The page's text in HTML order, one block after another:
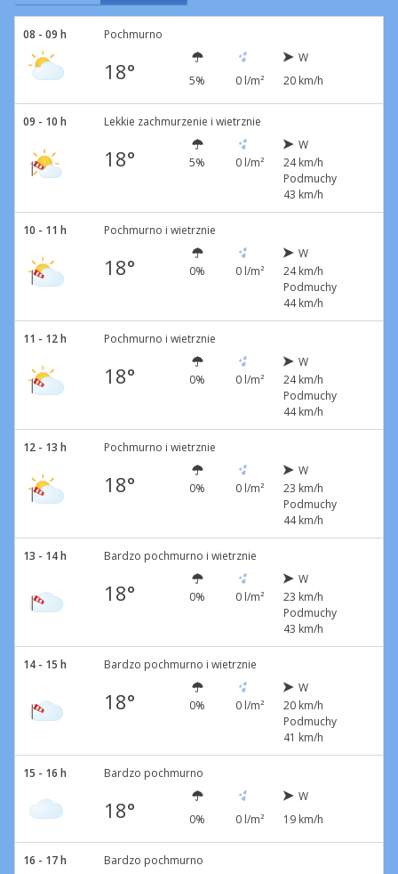
08 - 09 h Pochmurno
18° 5% 0 l/m²
W
20 km/h
09 - 10 h Lekkie zachmurzenie i wietrznie
18° 5% 0 l/m²
W
24 km/h
Podmuchy
43 km/h
10 - 11 h Pochmurno i wietrznie
18° 0% 0 l/m²
W
24 km/h
Podmuchy
44 km/h
11 - 12 h Pochmurno i wietrznie
18° 0% 0 l/m²
W
24 km/h
Podmuchy
44 km/h
12 - 13 h Pochmurno i wietrznie
18° 0% 0 l/m²
W
23 km/h
Podmuchy
44 km/h
13 - 14 h Bardzo pochmurno i wietrznie
18° 0% 0 l/m²
W
23 km/h
Podmuchy
43 km/h
14 - 15 h Bardzo pochmurno i wietrznie
18° 0% 0 l/m²
W
20 km/h
Podmuchy
41 km/h
15 - 16 h Bardzo pochmurno
18° 0% 0 l/m²
W
19 km/h
16 - 17 h Bardzo pochmurno